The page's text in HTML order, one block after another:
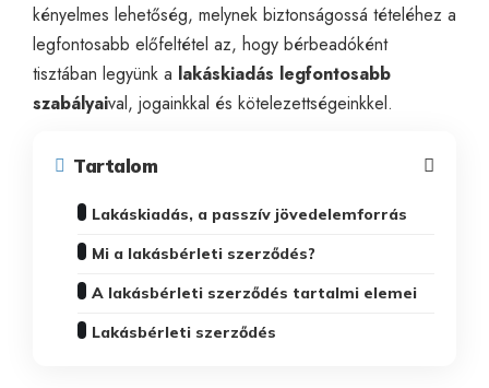
kényelmes lehetőség, melynek biztonságossá tételéhez a
legfontosabb előfeltétel az, hogy bérbeadóként
tisztában legyünk a lakáskiadás legfontosabb
szabályaival, jogainkkal és kötelezettségeinkkel.
Tartalom
Lakáskiadás, a passzív jövedelemforrás
Mi a lakásbérleti szerződés?
A lakásbérleti szerződés tartalmi elemei
Lakásbérleti szerződés